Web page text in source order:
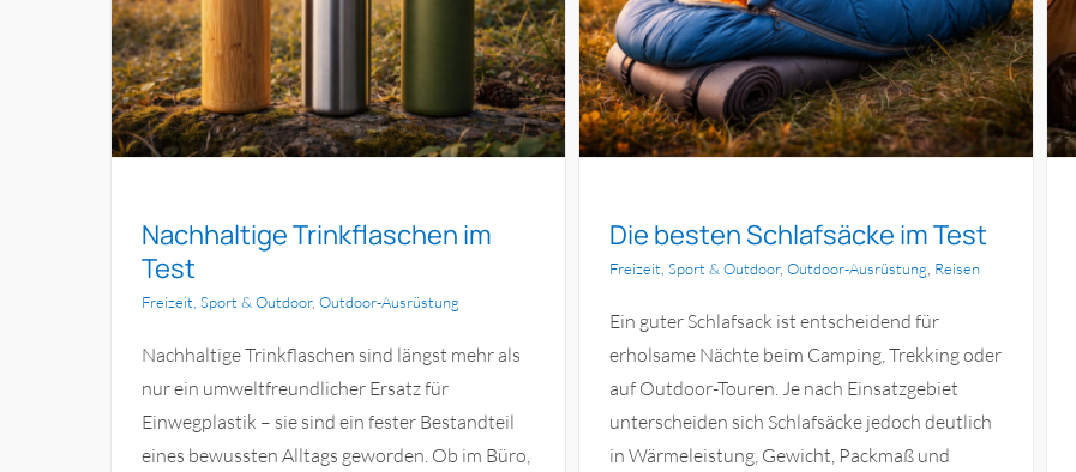
Nachhaltige Trinkflaschen im
Test
Freizeit, Sport & Outdoor, Outdoor-Ausrüstung
Nachhaltige Trinkflaschen sind längst mehr als
nur ein umweltfreundlicher Ersatz für
Einwegplastik – sie sind ein fester Bestandteil
eines bewussten Alltags geworden. Ob im Büro,
Die besten Schlafsäcke im Test
Freizeit, Sport & Outdoor Outdoor-Ausrüstung Reisen
Die besten Schlafsäcke im Test
Freizeit, Sport & Outdoor, Outdoor-Ausrüstung, Reisen
Ein guter Schlafsack ist entscheidend für
erholsame Nächte beim Camping, Trekking oder
auf Outdoor-Touren. Je nach Einsatzgebiet
unterscheiden sich Schlafsäcke jedoch deutlich
in Wärmeleistung, Gewicht, Packmaß und
Die besten Isomatten im Test
Freizeit, Sport & Outdoor Outdoor-Ausrüstung